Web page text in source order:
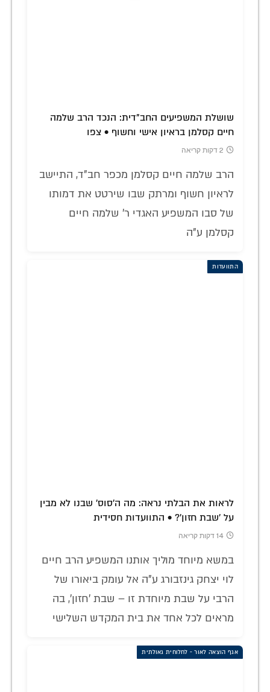
שושלת המשפיעים החב"דית: הנכד הרב שלמה
חיים קסלמן בראיון אישי וחשוף • צפו
2 דקות קריאה
הרב שלמה חיים קסלמן מכפר חב"ד, התיישב
לראיון חשוף ומרתק שבו שירטט את דמותו
של סבו המשפיע האגדי ר' שלמה חיים
קסלמן ע"ה
התוועדות
לראות את הבלתי נראה: מה ה'סוס' שבנו לא מבין
על 'שבת חזון'? • התוועדות חסידית
14 דקות קריאה
במשא מיוחד מוליך אותנו המשפיע הרב חיים
לוי יצחק גינזבורג ע"ה אל עומק ביאורו של
הרבי על שבת מיוחדת זו – שבת 'חזון', בה
מראים לכל אחד את בית המקדש השלישי
אגף הוצאה לאור - לחלוחית גאולתית